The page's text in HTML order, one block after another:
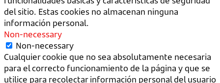
del sitio. Estas cookies no almacenan ninguna
información personal.
Non-necessary
Non-necessary
Cualquier cookie que no sea absolutamente necesaria
para el correcto funcionamiento de la página y que se
utilice para recolectar información personal del usuario